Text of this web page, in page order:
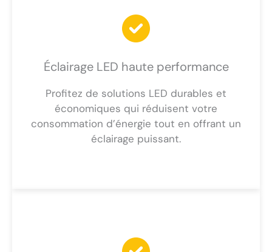
Éclairage LED haute performance
Profitez de solutions LED durables et
économiques qui réduisent votre
consommation d’énergie tout en offrant un
éclairage puissant.